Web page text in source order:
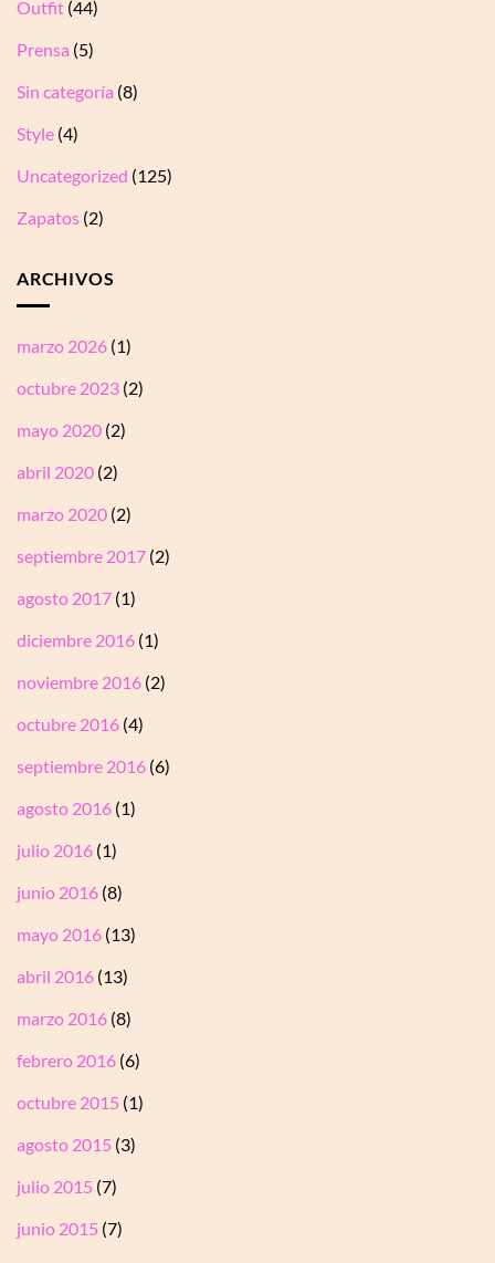
Outfit (44)
Prensa (5)
Sin categoría (8)
Style (4)
Uncategorized (125)
Zapatos (2)
ARCHIVOS
marzo 2026 (1)
octubre 2023 (2)
mayo 2020 (2)
abril 2020 (2)
marzo 2020 (2)
septiembre 2017 (2)
agosto 2017 (1)
diciembre 2016 (1)
noviembre 2016 (2)
octubre 2016 (4)
septiembre 2016 (6)
agosto 2016 (1)
julio 2016 (1)
junio 2016 (8)
mayo 2016 (13)
abril 2016 (13)
marzo 2016 (8)
febrero 2016 (6)
octubre 2015 (1)
agosto 2015 (3)
julio 2015 (7)
junio 2015 (7)